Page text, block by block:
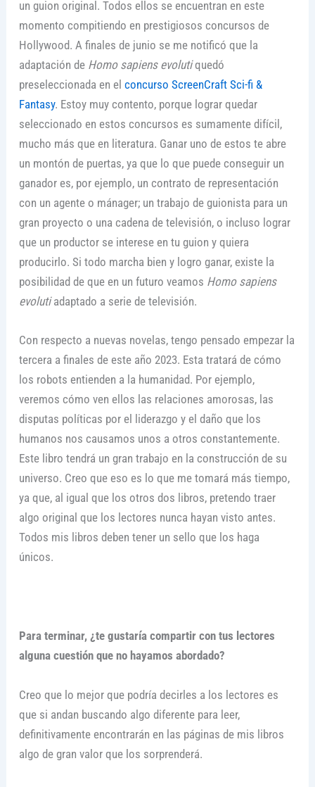
un guion original. Todos ellos se encuentran en este
momento compitiendo en prestigiosos concursos de
Hollywood. A finales de junio se me notificó que la
adaptación de Homo sapiens evolutiquedó
preseleccionada en el concurso ScreenCraft Sci-fi &
Fantasy. Estoy muy contento, porque lograr quedar
seleccionado en estos concursos es sumamente difícil,
mucho más que en literatura. Ganar uno de estos te abre
un montón de puertas, ya que lo que puede conseguir un
ganador es, por ejemplo, un contrato de representación
con un agente o mánager; un trabajo de guionista para un
gran proyecto o una cadena de televisión, o incluso lograr
que un productor se interese en tu guion y quiera
producirlo. Si todo marcha bien y logro ganar, existe la
posibilidad de que en un futuro veamos Homo sapiens
evolutiadaptado a serie de televisión.
Con respecto a nuevas novelas, tengo pensado empezar la
tercera a finales de este año 2023. Esta tratará de cómo
los robots entienden a la humanidad. Por ejemplo,
veremos cómo ven ellos las relaciones amorosas, las
disputas políticas por el liderazgo y el daño que los
humanos nos causamos unos a otros constantemente.
Este libro tendrá un gran trabajo en la construcción de su
universo. Creo que eso es lo que me tomará más tiempo,
ya que, al igual que los otros dos libros, pretendo traer
algo original que los lectores nunca hayan visto antes.
Todos mis libros deben tener un sello que los haga
únicos.
Para terminar, ¿te gustaría compartir con tus lectores
alguna cuestión que no hayamos abordado?
Creo que lo mejor que podría decirles a los lectores es
que si andan buscando algo diferente para leer,
definitivamente encontrarán en las páginas de mis libros
algo de gran valor que los sorprenderá.